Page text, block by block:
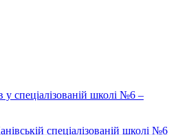
у спеціалізованій школі №6 –
спеціалізованій школі №6